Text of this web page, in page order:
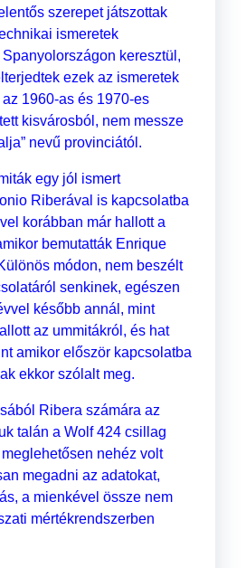
szerepet játszottak
ismeretek
keresztül,
ezek az ismeretek
1960-as és 1970-es
kisvárosból, nem messze
nevű provinciától.
egy jól ismert
Riberával is kapcsolatba
korábban már hallott a
bemutatták Enrique
módon, nem beszélt
senkinek, egészen
később annál, mint
az ummitákról, és hat
amikor először kapcsolatba
ekkor szólalt meg.
Ribera számára az
talán a Wolf 424 csillag
nehéz volt
megadni az adatokat,
a mienkével össze nem
mértékrendszerben